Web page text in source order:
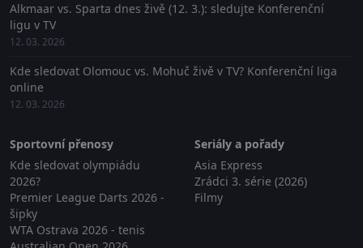
Alkmaar vs. Sparta dnes živě (12. 3.): sledujte Konferenční
ligu v TV
12. 03. 2026
Kde sledovat Olomouc vs. Mohuč živě v TV? Konferenční liga
online
12. 03. 2026
Sportovní přenosy
Kde sledovat olympiádu
2026?
Premier League Darts 2026 -
šipky
WTA Ostrava 2026 - tenis
Seriály a pořady
Asia Express
Zrádci 3. série (2026)
Filmy